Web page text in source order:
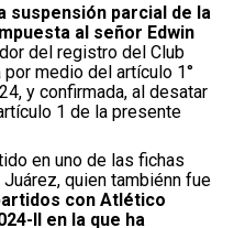
suspensión parcial de la
al señor Edwin
del registro del Club
medio del artículo 1°
y confirmada, al desatar
1 de la presente
en uno de las fichas
quien tambiénn fue
con Atlético
II en la que ha